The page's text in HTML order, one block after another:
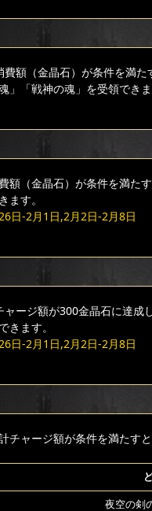
額（金晶石）が条件を満た
」「戦神の魂」を受領できま
額（金晶石）が条件を満たす
ます。
日-2月1日,2月2日-2月8日
ージ額が300金晶石に達
きます。
日-2月1日,2月2日-2月8日
チャージ額が条件を満たす
夜空の剣